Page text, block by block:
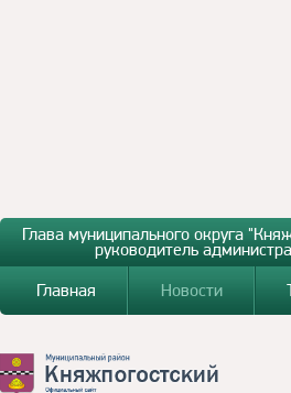
Глава муниципального округа
руководитель
Главная
Новости